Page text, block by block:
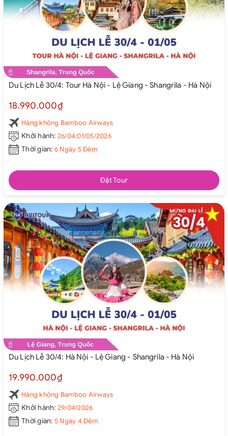
Du Lịch Lễ 30/4: Tour Hà Nội - Lệ Giang - Shangrila - Hà Nội
18.990.000₫
Hàng không Bamboo Airways
Khởi hành: 26/04;01/05/2026
Thời gian: 6 Ngày 5 Đêm
Đặt Tour
Du Lịch Lễ 30/4: Hà Nội - Lệ Giang - Shangrila - Hà Nội
19.990.000₫
Hàng không Bamboo Airways
Khởi hành: 29/04/2026
Thời gian: 5 Ngày 4 Đêm